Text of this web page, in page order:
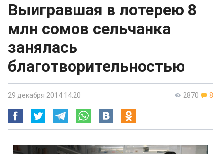
Выигравшая в лотерею 8
млн сомов сельчанка
занялась
благотворительностью
2870 8
29 декабря 2014 14:20